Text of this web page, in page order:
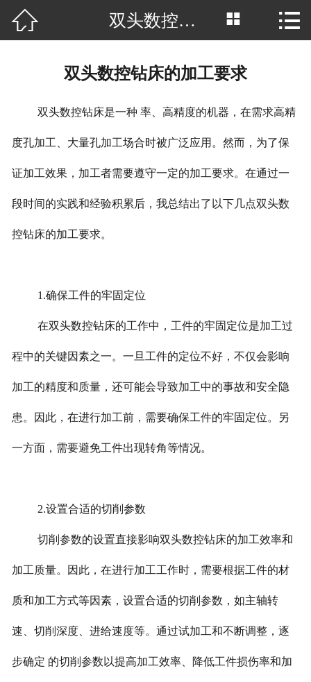
网站首页
 双头数控钻床的加工要求  
双头数控钻床的加工要求
双头数控钻床是一种 率、高精度的机器，在需求高精
度孔加工、大量孔加工场合时被广泛应用。然而，为了保
证加工效果，加工者需要遵守一定的加工要求。在通过一
段时间的实践和经验积累后，我总结出了以下几点双头数
控钻床的加工要求。
1.确保工件的牢固定位
在双头数控钻床的工作中，工件的牢固定位是加工过
程中的关键因素之一。一旦工件的定位不好，不仅会影响
加工的精度和质量，还可能会导致加工中的事故和安全隐
患。因此，在进行加工前，需要确保工件的牢固定位。另
一方面，需要避免工件出现转角等情况。
2.设置合适的切削参数
切削参数的设置直接影响双头数控钻床的加工效率和
加工质量。因此，在进行加工工作时，需要根据工件的材
质和加工方式等因素，设置合适的切削参数，如主轴转
速、切削深度、进给速度等。通过试加工和不断调整，逐
步确定 的切削参数以提高加工效率、降低工件损伤率和加